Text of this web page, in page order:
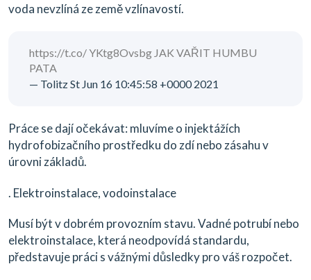
voda nevzlíná ze země vzlínavostí.
https://t.co/ YKtg8Ovsbg JAK VAŘIT HUMBU
PATA
— Tolitz St Jun 16 10:45:58 +0000 2021
Práce se dají očekávat: mluvíme o injektážích
hydrofobizačního prostředku do zdí nebo zásahu v
úrovni základů.
. Elektroinstalace, vodoinstalace
Musí být v dobrém provozním stavu. Vadné potrubí nebo
elektroinstalace, která neodpovídá standardu,
představuje práci s vážnými důsledky pro váš rozpočet.